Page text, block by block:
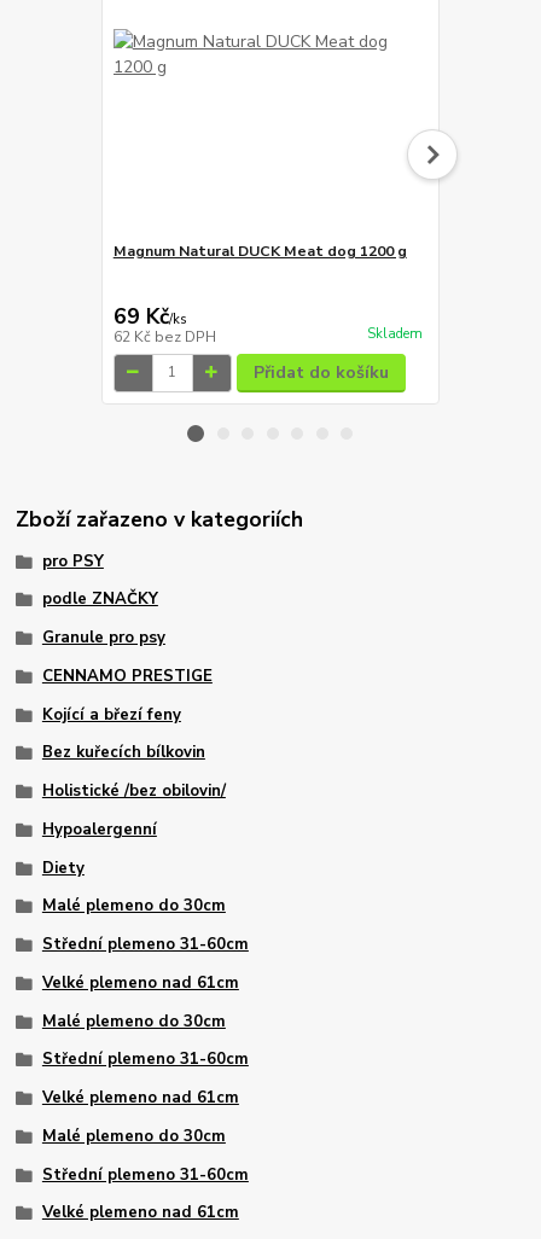
Magnum Natural DUCK Meat dog 1200 g
69 Kč/ks
62 Kč bez DPH Skladem
Přidat do košíku
Zboží zařazeno v kategoriích
pro PSY
podle ZNAČKY
Granule pro psy
CENNAMO PRESTIGE
Kojící a březí feny
Bez kuřecích bílkovin
Holistické /bez obilovin/
Hypoalergenní
Diety
Malé plemeno do 30cm
Střední plemeno 31-60cm
Velké plemeno nad 61cm
Malé plemeno do 30cm
Střední plemeno 31-60cm
Velké plemeno nad 61cm
Malé plemeno do 30cm
Střední plemeno 31-60cm
Velké plemeno nad 61cm